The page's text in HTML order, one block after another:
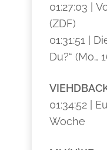
01:27:03 |
(ZDF)
01:31:51 |
Du?“ (Mo.,
01:34:52 |
Woche